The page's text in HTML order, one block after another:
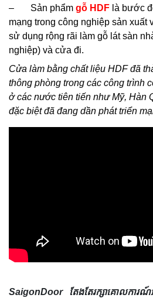
– Sản phẩm gỗ HDF là bước
mạng trong công nghiệp sản
sử dụng rộng rãi làm gỗ lát sàn
nghiệp) và cửa đi.
Cửa làm bằng chất liệu HDF đã
thông phòng trong các công trình
ở các nước tiên tiến như Mỹ, Hàn
đặc biệt đã đang dần phát triển
SaigonDoor តែងតែរក្សាគោលការណ៍អ